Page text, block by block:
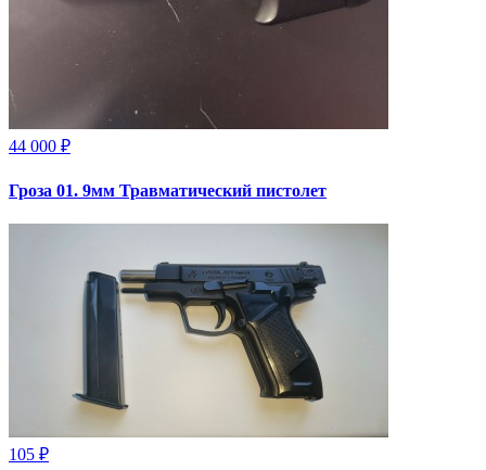
44 000 ₽
Гроза 01. 9мм Травматический пистолет
105 ₽